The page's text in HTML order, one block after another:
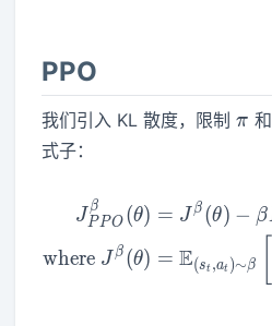
PPO
我们引入 KL 散度，限制\pi
π 和
式子：
JPPO
β (θ)
where J β (θ)
= J β (θ) − β
= E(st ,at )∼β